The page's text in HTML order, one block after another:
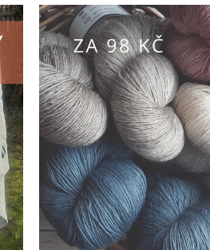
POTRAVINY
CM MÁKY
125 Kč